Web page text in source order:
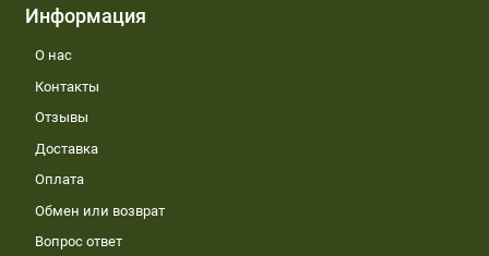
Информация
О нас
Контакты
Отзывы
Доставка
Оплата
Обмен или возврат
Вопрос ответ